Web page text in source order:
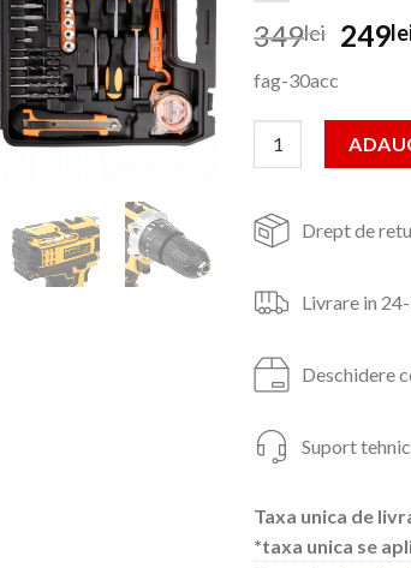
349lei
fost:
249
fag-30acc
Cantitate Trusa
Drept de
Livrare in
Deschidere
Suport
Taxa unica de
*taxa unica se